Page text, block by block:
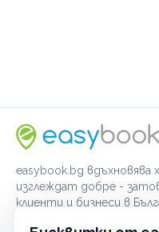
easybook.bg
изглеждат добре -
клиенти и бизнеси в